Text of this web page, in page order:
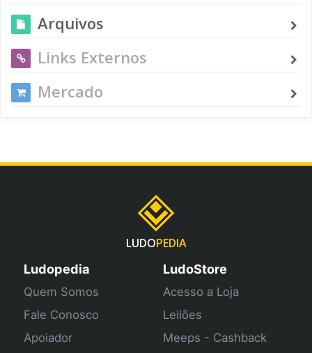
Arquivos
Links Externos
Mercado
LUDOPEDIA
Ludopedia
Quem Somos
Fale Conosco
Apoiador
LudoStore
Acesso a Loja
Leilões
Meeps - Cashback